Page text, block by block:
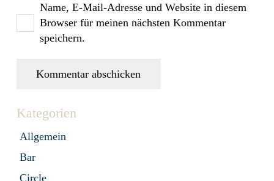
Name, E-Mail-Adresse und Website in diesem
Browser für meinen nächsten Kommentar
speichern.
Kommentar abschicken
Kategorien
Allgemein
Bar
Circle